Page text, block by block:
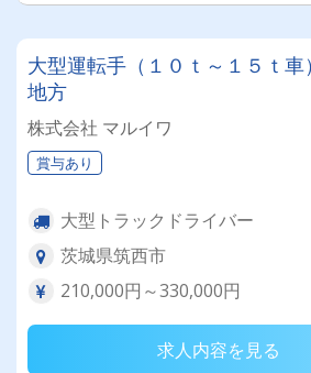
大型運転手（１０ｔ～１５ｔ
地方
株式会社 マルイワ
賞与あり
大型トラックドライバー
茨城県筑西市
210,000円～330,000円
求人内容を見る